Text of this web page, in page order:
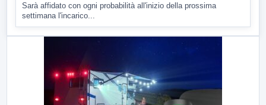
Sarà affidato con ogni probabilità all'inizio della prossima
settimana l'incarico...